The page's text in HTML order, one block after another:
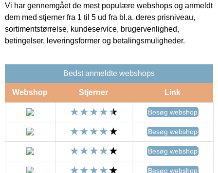
Vi har gennemgået de mest populære webshops og anmeldt
dem med stjerner fra 1 til 5 ud fra bl.a. deres prisniveau,
sortimentstørrelse, kundeservice, brugervenlighed,
betingelser, leveringsformer og betalingsmuligheder.
Bedst anmeldte webshops
Webshop Stjerner Link
Besøg webshop
Besøg webshop
Besøg webshop
Besøg webshop